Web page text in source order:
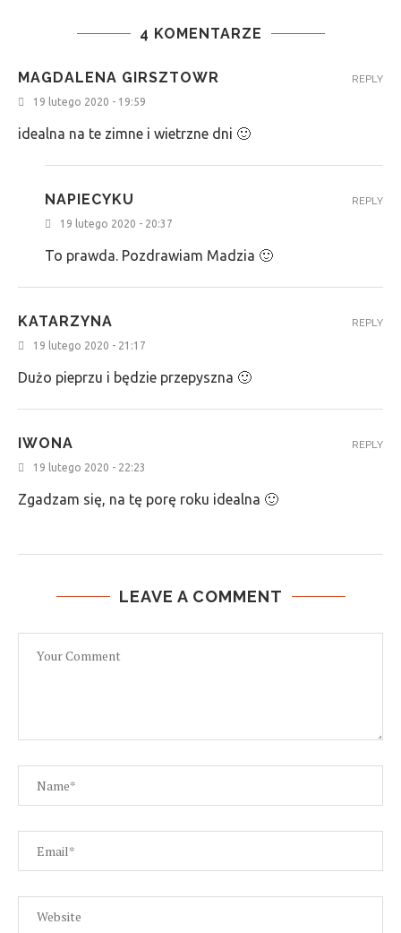
4 KOMENTARZE
MAGDALENA GIRSZTOWR
19 lutego 2020 - 19:59
idealna na te zimne i wietrzne dni 🙂
REPLY
NAPIECYKU
19 lutego 2020 - 20:37
To prawda. Pozdrawiam Madzia 🙂
REPLY
KATARZYNA
19 lutego 2020 - 21:17
Dużo pieprzu i będzie przepyszna 🙂
REPLY
IWONA
19 lutego 2020 - 22:23
Zgadzam się, na tę porę roku idealna 🙂
REPLY
LEAVE A COMMENT